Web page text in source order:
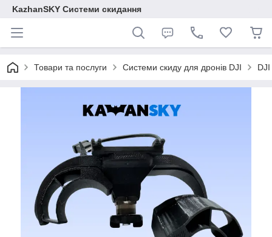
KazhanSKY Системи скидання
Товари та послуги Системи скиду для дронів DJI